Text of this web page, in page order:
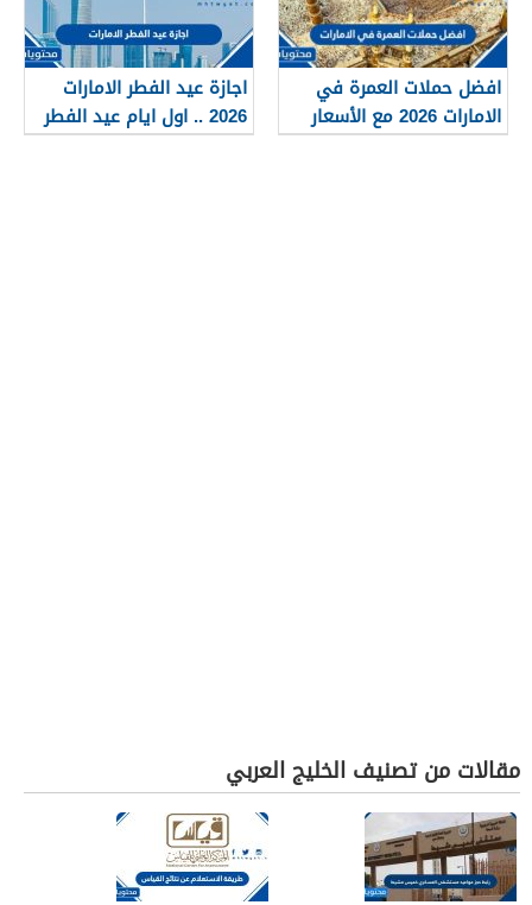
افضل حملات العمرة في
الامارات 2026 مع الأسعار
اجازة عيد الفطر الامارات
2026 .. اول ايام عيد الفطر
في الامارات
مقالات من تصنيف الخليج العربي